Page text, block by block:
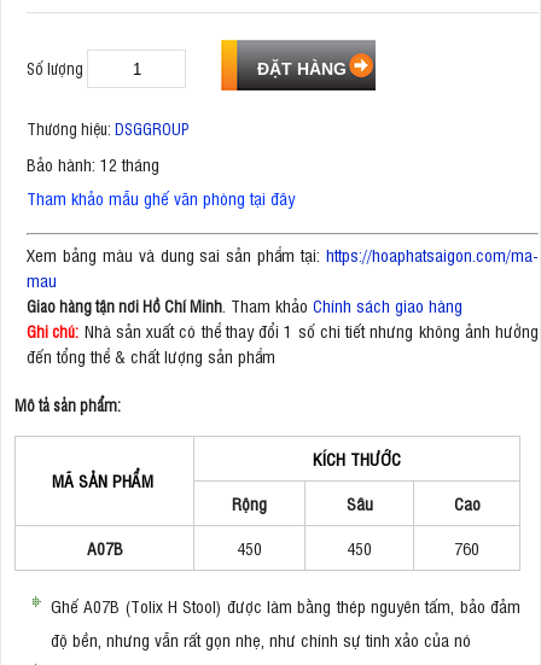
Số lượng
Thương hiệu: DSGGROUP
Bảo hành: 12 tháng
Tham khảo mẫu ghế văn phòng tại đây
Xem bảng màu và dung sai sản phẩm tại: https://hoaphatsaigon.com/ma-
mau
Giao hàng tận nơi Hồ Chí Minh . Tham khảo Chính sách giao hàng
Ghi chú: Nhà sản xuất có thể thay đổi 1 số chi tiết nhưng không ảnh hưởng
đến tổng thể & chất lượng sản phẩm
Mô tả sản phẩm:
MÃ SẢN PHẨM
KÍCH THƯỚC
Rộng
Sâu
Cao
A07B
450 450 760
Ghế A07B (Tolix H Stool) được làm bằng thép nguyên tấm, bảo đảm
độ bền, nhưng vẫn rất gọn nhẹ, như chính sự tinh xảo của nó